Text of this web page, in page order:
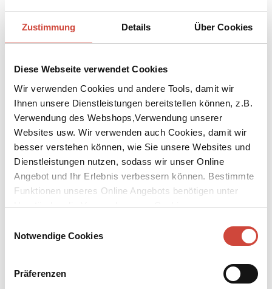
Zustimmung Details Über Cookies
Diese Webseite verwendet Cookies
Wir verwenden Cookies und andere Tools, damit wir
Ihnen unsere Dienstleistungen bereitstellen können, z.B.
Verwendung des Webshops,Verwendung unserer
Websites usw. Wir verwenden auch Cookies, damit wir
besser verstehen können, wie Sie unsere Websites und
Dienstleistungen nutzen, sodass wir unser Online
Angebot und Ihr Erlebnis verbessern können. Bestimmte
Funktionen unseres Online Angebots benötigen unter
Umständen die Verwendung von Cookies von
Notwendige Cookies
Präferenzen
Diogenes im August | Neues von Benedict Wells
Diogenes im August | Neues von Benedict Wells und Paulo Coelho
Diogenes | unsere Kalendervielfalt
Diogenes im Juli | Live-Talk mit Micha Lewinsky
28.6.2024
Diogenes im Juli |
28.6.2024
31.5.2024
Diogenes im Juni | Brunettis neuester Fall
31.5.2024
Diogenes im Mai | Bruno, Chef de police ermittelt wieder
Neue Diogenes eBook Leseexemplare
25.4.2024